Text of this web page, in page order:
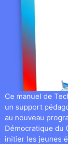
Ce manuel de
un support
au nouveau
Démocratique du
initier les jeunes